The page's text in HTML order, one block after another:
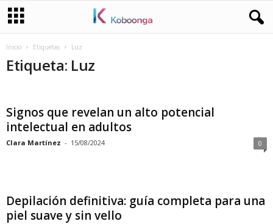
Inicio Etiquetas Luz
Etiqueta: Luz
Signos que revelan un alto potencial
intelectual en adultos
Clara Martínez - 15/08/2024 0
Depilación definitiva: guía completa para una
piel suave y sin vello